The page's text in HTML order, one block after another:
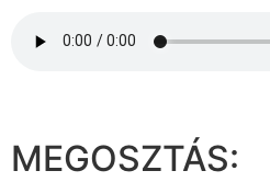
MEGOSZTÁS: